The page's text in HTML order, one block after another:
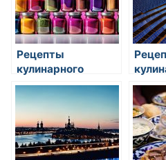
Рецепты
кулинарного
тестирования:
интересные идеи